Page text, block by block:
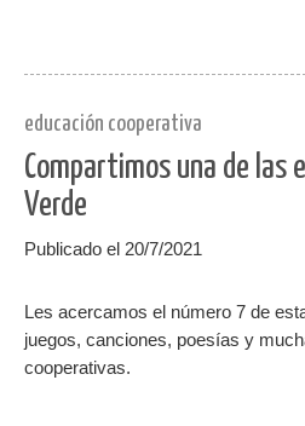
educación cooperativa
Compartimos una de las
Verde
Publicado el 20/7/2021
Les acercamos el número 7 de
juegos, canciones, poesías y
cooperativas.